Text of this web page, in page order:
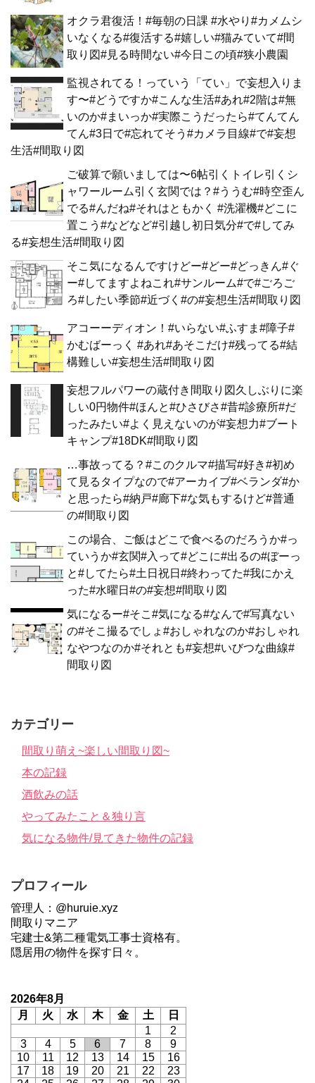
オクラ君復活！#毎朝の日課 #水やり#カメムシ
いなくなる#復活する#嬉しい#猫みていて#間
取り図#見る時間ない#今日この頃#狭小農園
監視されてる！っていう「てい」で妄想入りま
す〜#どうですか#こんな生活#あれ#2階は#無
いのか#まいっか#実際こうだったら#てんてん
てん#3日で#忘れてそう#カメラ目線#で#妄想
生活#間取り図
ご破算で願いましては〜6帖引くトイレ引くシ
ャワールーム引く玄関では？#ううむ#時空歪ん
でる#んだね#それはともかく #洗濯機#どこに
置こう#などなど#引越し初日気分#で#してみ
る#妄想生活#間取り図
そこ気になるんですけどー#どー#どっきん#ぐ
ー#してますよねこれ#サンルーム#で#ごろご
ろ#したい季節#近づく#の#妄想生活#間取り図
アコーーディオン！#いらない#ふすま#障子#
かむばーっく #あれ#あそこだけ#残ってる#結
構難しい#妄想生活#間取り図
妄想フルパワーの蔵付き間取り図久しぶりに楽
しい0円物件#ほんと#ひさびさ#昔#診療所#だ
ったみたい#よく見えないのが#妄想力#ブート
キャンプ#18DK#間取り図
…事故ってる？#このクルマ#描写#好き#初め
て見るタイプなので#アーカイブ#ベランダ#か
と思ったら#納戸#廊下#な気もするけど#普通
の#間取り図
この場合、ご飯はどこで食べるのだろうか#っ
ていうか#玄関#入って#どこに#出るの#ぼーっ
と#してたら#土日祝日#終わってた#我にかえ
った#水曜日#の#妄想#間取り図
気になるー#そこ#気になる#なんで#写真ない
の#そこ撮るでしょ#おしゃれなのか#おしゃれ
なやつなのか#それとも#妄想#いびつな曲線#
間取り図
カテゴリー
間取り萌え~楽しい間取り図~
本の記録
酒飲みの話
やってみたこと＆独り言
気になる物件/見てきた物件の記録
プロフィール
管理人：@huruie.xyz
間取りマニア
宅建士&第二種電気工事士資格有。
隠居用の物件を探す日々。
2026年8月
月
火 水 木 金 土
日
1
2
3
4 5 6 7 8
9
10
11 12 13 14 15
16
17
18 19 20 21 22
23